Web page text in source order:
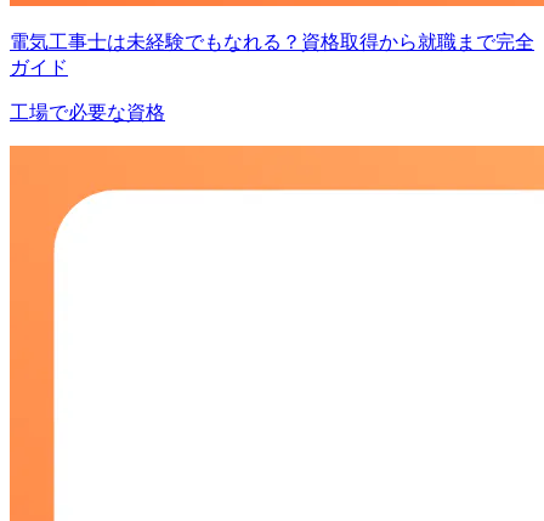
電気工事士は未経験でもなれる？資格取得から就職まで完全
ガイド
工場で必要な資格